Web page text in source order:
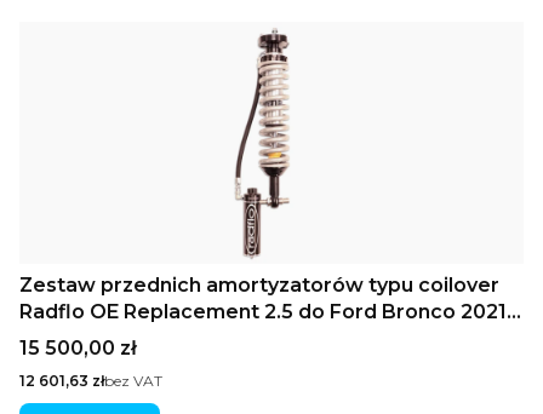
Zestaw przednich amortyzatorów typu coilover
Radflo OE Replacement 2.5 do Ford Bronco 2021+
ze zdalnymi zbiornikami olej-gazowymi,
standardowy skok
Cena
15 500,00 zł
Cena
12 601,63 złbez VAT